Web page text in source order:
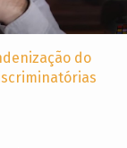
do